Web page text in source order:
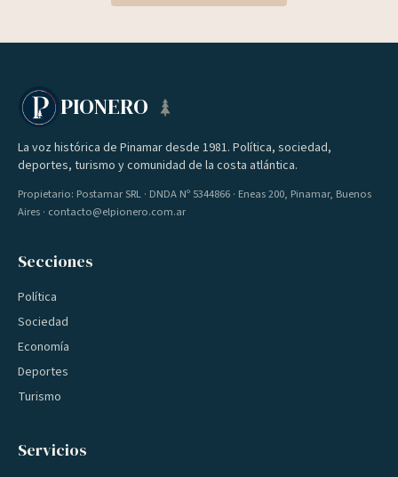
PIONERO
La voz histórica de Pinamar desde 1981. Política, sociedad,
deportes, turismo y comunidad de la costa atlántica.
Propietario: Postamar SRL · DNDA Nº 5344866 · Eneas 200, Pinamar, Buenos
Aires · contacto@elpionero.com.ar
Secciones
Política
Sociedad
Economía
Deportes
Turismo
Servicios